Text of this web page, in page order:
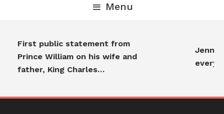
Menu
First public statement from
Prince William on his wife and
father, King Charles…